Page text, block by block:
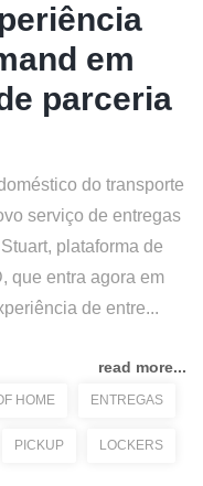
em
parceria
do transporte
serviço de entregas
plataforma de
que entra agora em
de entre...
read more...
HOME ENTREGAS
PICKUP LOCKERS